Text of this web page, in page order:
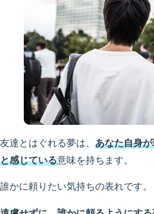
友達とはぐれる夢は、 あなた自身
と感じている意味を持ちます。
誰かに頼りたい気持ちの表れです。